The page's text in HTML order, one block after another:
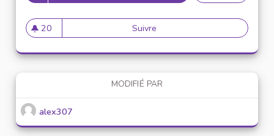
20
20 abonnés
Suivre Mise en place de référents
MODIFIÉ PAR
alex307